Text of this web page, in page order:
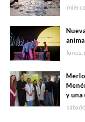
lunes,
y una